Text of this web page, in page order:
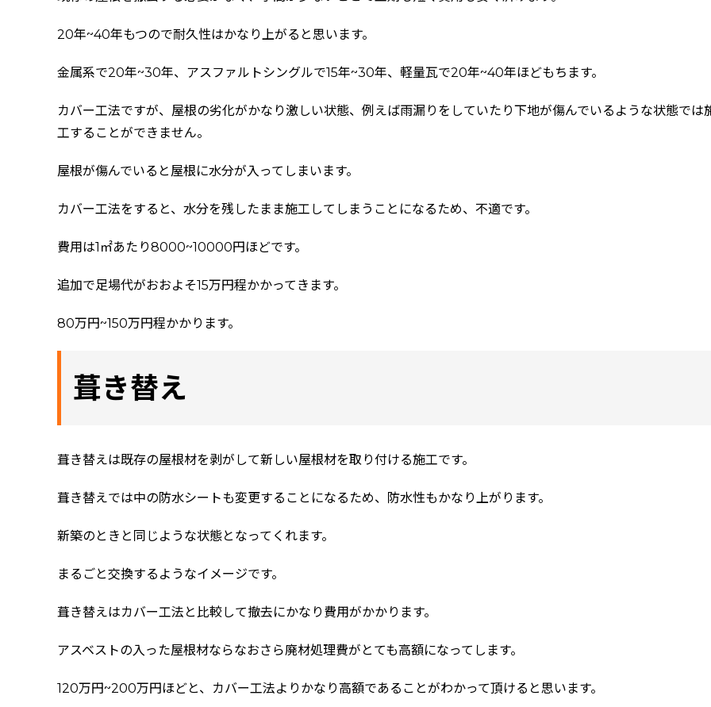
20年~40年もつので耐久性はかなり上がると思います。
金属系で20年~30年、アスファルトシングルで15年~30年、軽量瓦で20年~40年ほどもちます。
カバー工法ですが、屋根の劣化がかなり激しい状態、例えば雨漏りをしていたり下地が傷んでいるような状態では
工することができません。
屋根が傷んでいると屋根に水分が入ってしまいます。
カバー工法をすると、水分を残したまま施工してしまうことになるため、不適です。
費用は1㎡あたり8000~10000円ほどです。
追加で足場代がおおよそ15万円程かかってきます。
80万円~150万円程かかります。
葺き替え
葺き替えは既存の屋根材を剥がして新しい屋根材を取り付ける施工です。
葺き替えでは中の防水シートも変更することになるため、防水性もかなり上がります。
新築のときと同じような状態となってくれます。
まるごと交換するようなイメージです。
葺き替えはカバー工法と比較して撤去にかなり費用がかかります。
アスベストの入った屋根材ならなおさら廃材処理費がとても高額になってします。
120万円~200万円ほどと、カバー工法よりかなり高額であることがわかって頂けると思います。